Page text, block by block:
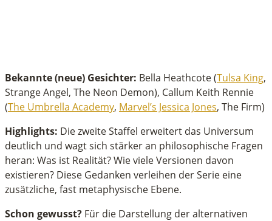
Bekannte (neue) Gesichter: Bella Heathcote (Tulsa King,
Strange Angel, The Neon Demon), Callum Keith Rennie
(The Umbrella Academy, Marvel’s Jessica Jones, The Firm)
Highlights: Die zweite Staffel erweitert das Universum
deutlich und wagt sich stärker an philosophische Fragen
heran: Was ist Realität? Wie viele Versionen davon
existieren? Diese Gedanken verleihen der Serie eine
zusätzliche, fast metaphysische Ebene.
Schon gewusst? Für die Darstellung der alternativen